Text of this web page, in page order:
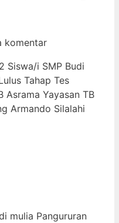
komentar
Siswa/i SMP Budi
Tahap Tes
Asrama Yayasan TB
Armando Silalahi
mulia Pangururan